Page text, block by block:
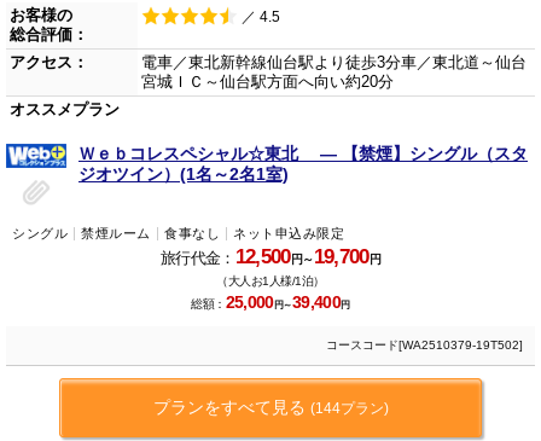
お客様の
総合評価：
／ 4.5
アクセス：
電車／東北新幹線仙台駅より徒歩3分車／東北道～仙台
宮城ＩＣ～仙台駅方面へ向い約20分
オススメプラン
Ｗｅｂコレスペシャル☆東北 ― 【禁煙】シングル（スタ
ジオツイン）(1名～2名1室)
シングル 禁煙ルーム 食事なし ネット申込み限定
旅行代金： 12,500円～19,700円
（大人お1人様/1泊）
総額： 25,000円～39,400円
コースコード[WA2510379-19T502]
プランをすべて見る (144プラン)